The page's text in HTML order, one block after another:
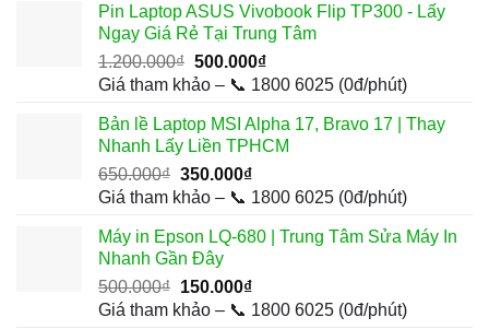
750.000₫.là:
450.000₫.
Pin Laptop ASUS Vivobook Flip TP300 - Lấy
Ngay Giá Rẻ Tại Trung Tâm
1.200.000₫ Giá
gốc
1.200.000₫.
500.000₫Giá
hiện
là:
500.000₫.
Giá tham khảo – 📞 1800 6025 (0đ/phút)
Bản lề Laptop MSI Alpha 17, Bravo 17 | Thay
Nhanh Lấy Liền TPHCM
650.000₫ Giá
gốc
650.000₫.
350.000₫Giá
hiện
là:
Giá tham khảo – 📞 1800 6025 (0đ/phút)
Máy in Epson LQ-680 | Trung Tâm Sửa Máy In
Nhanh Gần Đây
500.000₫ Giá
gốc
150.000₫Giá
hiện
Giá tham khảo – 📞 1800 6025 (0đ/phút)